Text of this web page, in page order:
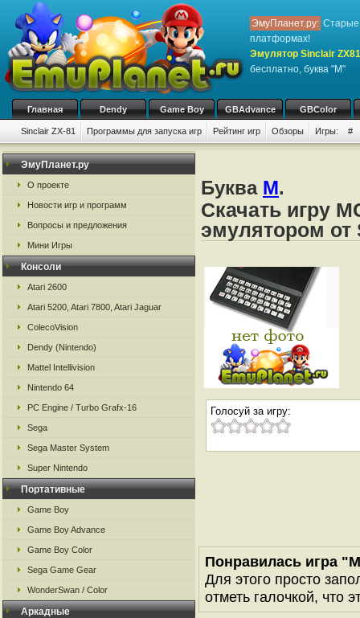
ЭмуПланет.ру: Старые
платформах!
Эмулятор Sinclair ZX81
бесплатно, буква "M"
Главная Dendy Game Boy GBAdvance GBColor
Sinclair ZX-81 Программы для запуска игр Рейтинг игр Обзоры Игры: #
ЭмуПланет.ру
О проекте
Новости игр и программ
Вопросы и предложения
Мини Игры
Консоли
Atari 2600
Atari 5200, Atari 7800, Atari Jaguar
ColecoVision
Dendy (Nintendo)
Mattel Intellivision
Nintendo 64
PC Engine / Turbo Grafx-16
Sega
Sega Master System
Super Nintendo
Портативные
Game Boy
Game Boy Advance
Game Boy Color
Sega Game Gear
WonderSwan / Color
Аркадные
Буква M.
Скачать игру
эмулятором от
Голосуй за игру:
Понравилась игра
Для этого просто
отметь галочкой, что